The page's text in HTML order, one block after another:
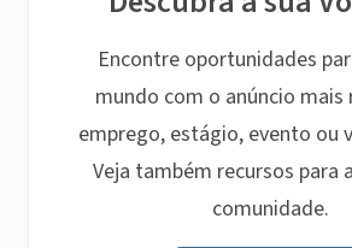
Encontre oportunidades
mundo com o anúncio mais
emprego, estágio, evento ou
Veja também recursos para
comunidade.